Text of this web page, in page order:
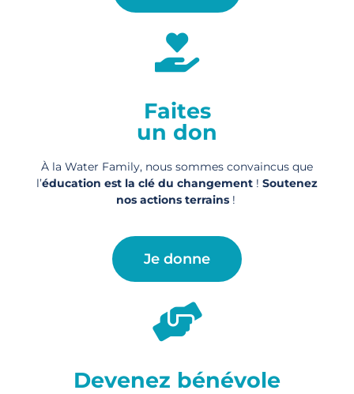
Faites
un don
À la Water Family, nous sommes convaincus que
l’éducation est la clé du changement ! Soutenez
nos actions terrains!
Je donne
Devenez bénévole